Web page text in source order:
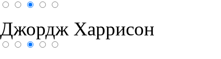
Джордж Харрисон